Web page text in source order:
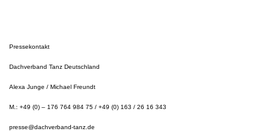
Pressekontakt
Dachverband Tanz Deutschland
Alexa Junge / Michael Freundt
M.: +49 (0) – 176 764 984 75 / +49 (0) 163 / 26 16 343
presse@dachverband-tanz.de